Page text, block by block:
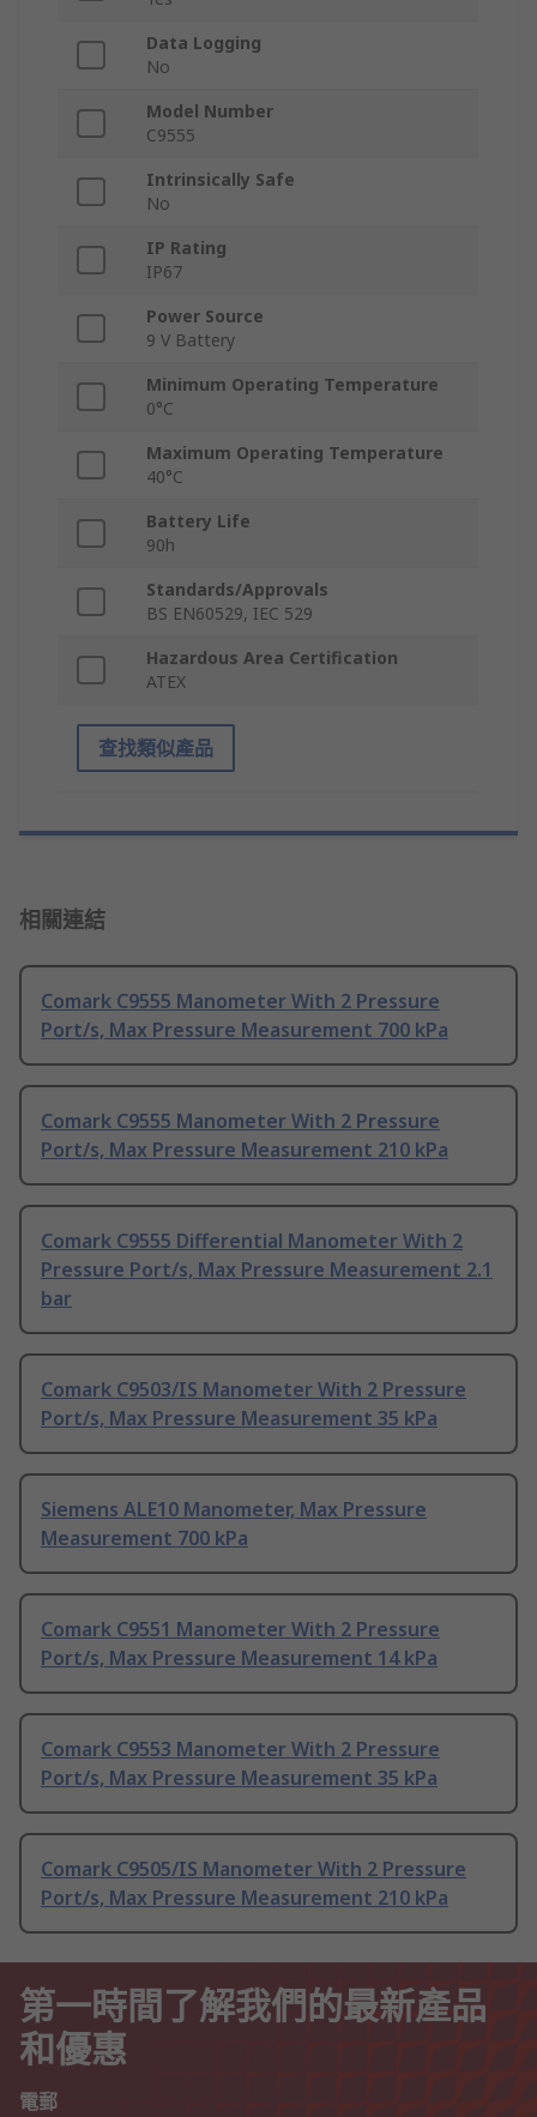
Data Logging
No
Model Number
C9555
Intrinsically Safe
No
IP Rating
IP67
Power Source
9 V Battery
Minimum Operating Temperature
0°C
Maximum Operating Temperature
40°C
Battery Life
90h
Standards/Approvals
BS EN60529, IEC 529
Hazardous Area Certification
ATEX
查找類似產品
相關連結
Comark C9555 Manometer With 2 Pressure
Port/s, Max Pressure Measurement 700 kPa
Comark C9555 Manometer With 2 Pressure
Port/s, Max Pressure Measurement 210 kPa
Comark C9555 Differential Manometer With 2
Pressure Port/s, Max Pressure Measurement 2.1
bar
Comark C9503/IS Manometer With 2 Pressure
Port/s, Max Pressure Measurement 35 kPa
Siemens ALE10 Manometer, Max Pressure
Measurement 700 kPa
Comark C9551 Manometer With 2 Pressure
Port/s, Max Pressure Measurement 14 kPa
Comark C9553 Manometer With 2 Pressure
Port/s, Max Pressure Measurement 35 kPa
Comark C9505/IS Manometer With 2 Pressure
Port/s, Max Pressure Measurement 210 kPa
第一時間了解我們的最新產品
和優惠
電郵